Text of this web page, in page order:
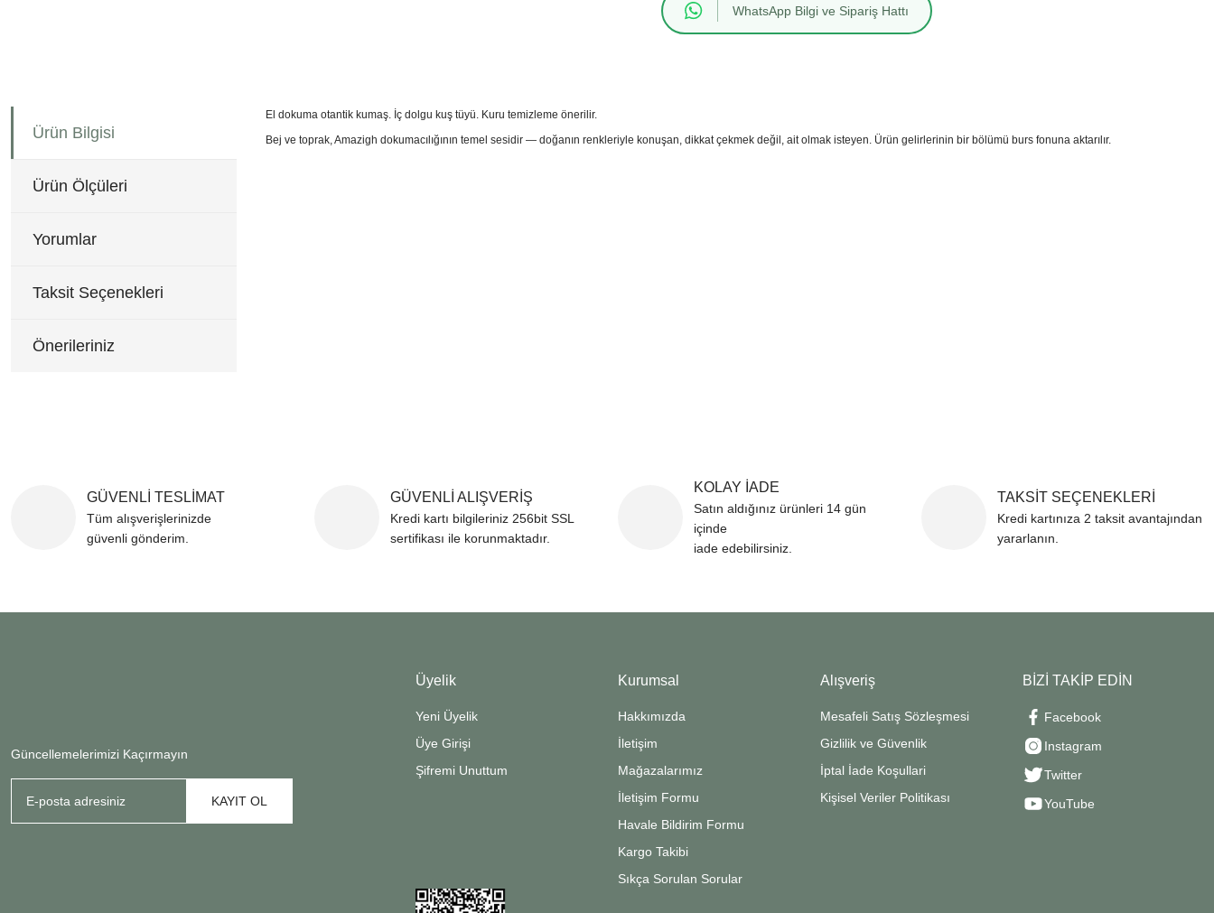
WhatsApp Bilgi ve Sipariş Hattı
Ürün Bilgisi
Ürün Ölçüleri
Yorumlar
Taksit Seçenekleri
Önerileriniz
El dokuma otantik kumaş. İç dolgu kuş tüyü. Kuru temizleme önerilir.
Bej ve toprak, Amazigh dokumacılığının temel sesidir — doğanın renkleriyle konuşan, dikkat çekmek değil, ait olmak isteyen. Ürün gelirlerinin bir bölümü burs fonuna aktarılır.
GÜVENLİ TESLİMAT
Tüm alışverişlerinizde
güvenli gönderim.
GÜVENLİ ALIŞVERİŞ
Kredi kartı bilgileriniz 256bit SSL
sertifikası ile korunmaktadır.
KOLAY İADE
Satın aldığınız ürünleri 14 gün
içinde
iade edebilirsiniz.
TAKSİT SEÇENEKLERİ
Kredi kartınıza 2 taksit avantajından
yararlanın.
Güncellemelerimizi Kaçırmayın
KAYIT OL
Üyelik
Yeni Üyelik
Üye Girişi
Şifremi Unuttum
Kurumsal
Hakkımızda
İletişim
Mağazalarımız
İletişim Formu
Havale Bildirim Formu
Kargo Takibi
Sıkça Sorulan Sorular
Alışveriş
Mesafeli Satış Sözleşmesi
Gizlilik ve Güvenlik
İptal İade Koşullari
Kişisel Veriler Politikası
BİZİ TAKİP EDİN
Facebook
Instagram
Twitter
YouTube